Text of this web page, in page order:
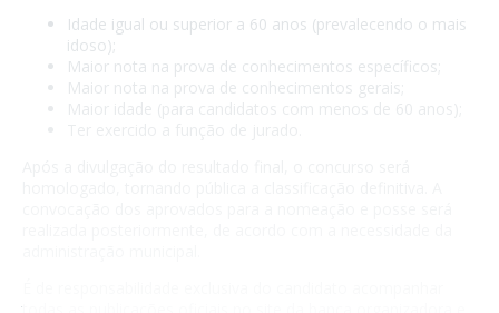
Idade igual ou superior a 60 anos (prevalecendo o mais
idoso);
Maior nota na prova de conhecimentos específicos;
Maior nota na prova de conhecimentos gerais;